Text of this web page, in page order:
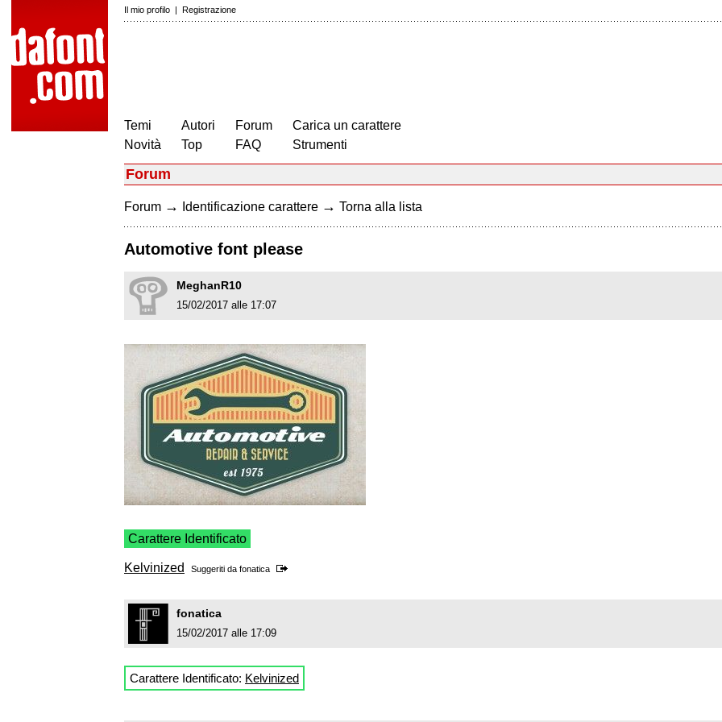
Il mio profilo | Registrazione
Temi
Novità
Autori
Top
Forum
FAQ
Carica un carattere
Strumenti
Forum
Forum → Identificazione carattere → Torna alla lista
Automotive font please
MeghanR10
15/02/2017 alle 17:07
Carattere Identificato
Kelvinized Suggeriti da fonatica
fonatica
15/02/2017 alle 17:09
Carattere Identificato: Kelvinized